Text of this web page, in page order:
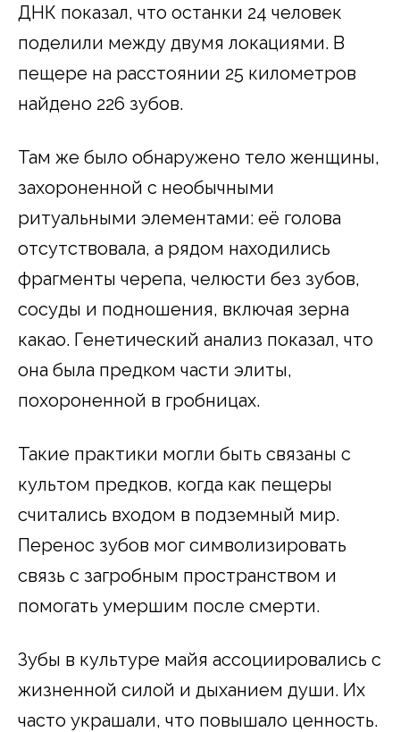
ДНК показал, что останки 24 человек
поделили между двумя локациями. В
пещере на расстоянии 25 километров
найдено 226 зубов.
Там же было обнаружено тело женщины,
захороненной с необычными
ритуальными элементами: её голова
отсутствовала, а рядом находились
фрагменты черепа, челюсти без зубов,
сосуды и подношения, включая зерна
какао. Генетический анализ показал, что
она была предком части элиты,
похороненной в гробницах.
Такие практики могли быть связаны с
культом предков, когда как пещеры
считались входом в подземный мир.
Перенос зубов мог символизировать
связь с загробным пространством и
помогать умершим после смерти.
Зубы в культуре майя ассоциировались с
жизненной силой и дыханием души. Их
часто украшали, что повышало ценность.